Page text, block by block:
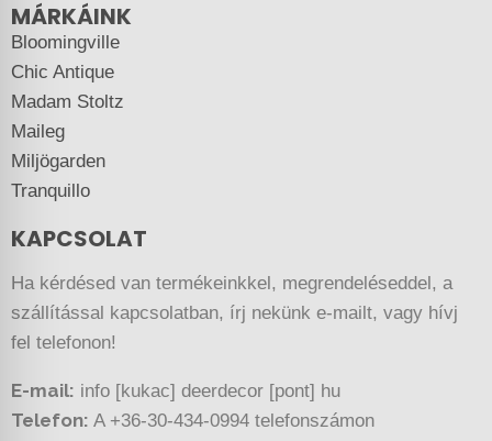
MÁRKÁINK
Bloomingville
Chic Antique
Madam Stoltz
Maileg
Miljögarden
Tranquillo
KAPCSOLAT
Ha kérdésed van termékeinkkel, megrendeléseddel, a
szállítással kapcsolatban, írj nekünk e-mailt, vagy hívj
fel telefonon!
E-mail: info [kukac] deerdecor [pont] hu
Telefon: A +36-30-434-0994 telefonszámon